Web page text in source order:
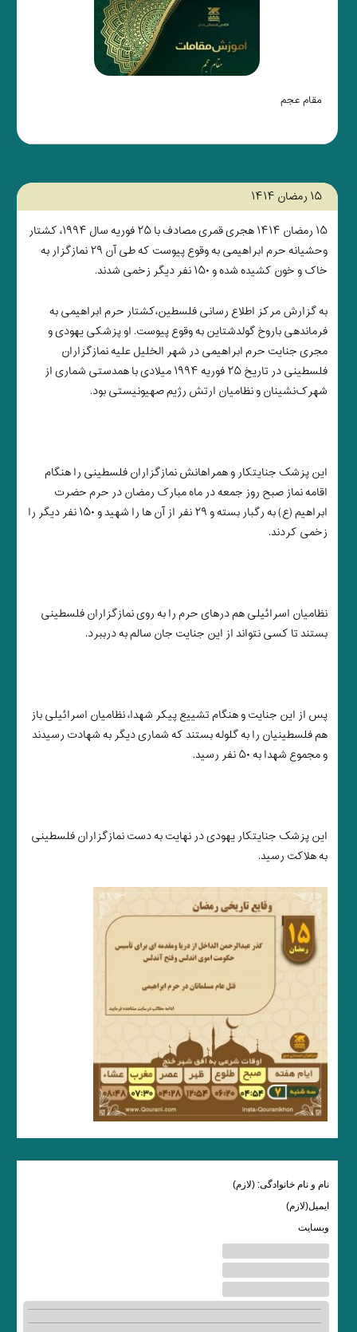
مقام عجم
۱۵ رمضان ۱۴۱۴
۱۵ رمضان ۱۴۱۴ هجری قمری مصادف با ۲۵ فوریه سال ۱۹۹۴، کشتار
وحشیانه حرم ابراهیمی به وقوع پیوست که طی آن ۲۹ نمازگزار به
خاک و خون کشیده شده و ۱۵۰ نفر دیگر زخمی شدند.
به گزارش مرکز اطلاع رسانی فلسطین،کشتار حرم ابراهیمی به
فرماندهی باروخ گولدشتاین به وقوع پیوست. او پزشکی یهودی و
مجری جنایت حرم ابراهیمی در شهر الخلیل علیه نمازگزاران
فلسطینی در تاریخ ۲۵ فوریه ۱۹۹۴ میلادی با همدستی شماری از
شهرک‌نشینان و نظامیان ارتش رژیم صهیونیستی بود.
این پزشک جنایتکار و همراهانش نمازگزاران فلسطینی را هنگام
اقامه نماز صبح روز جمعه در ماه مبارک رمضان در حرم حضرت
ابراهیم (ع) به رگبار بسته و ۲۹ نفر از آن ها را شهید و ۱۵۰ نفر دیگر را
زخمی کردند.
نظامیان اسرائیلی هم درهای حرم را به روی نمازگزاران فلسطینی
بستند تا کسی نتواند از این جنایت جان سالم به درببرد.
پس از این جنایت و هنگام تشییع پیکر شهدا، نظامیان اسرائیلی باز
هم فلسطینیان را به گلوله بستند که شماری دیگر به شهادت رسیدند
و مجموع شهدا به ۵۰ نفر رسید.
این پزشک جنایتکار یهودی در نهایت به دست نمازگزاران فلسطینی
به هلاکت رسید.
نام و نام خانوادگی: (لازم)
ایمیل(لازم)
وبسایت